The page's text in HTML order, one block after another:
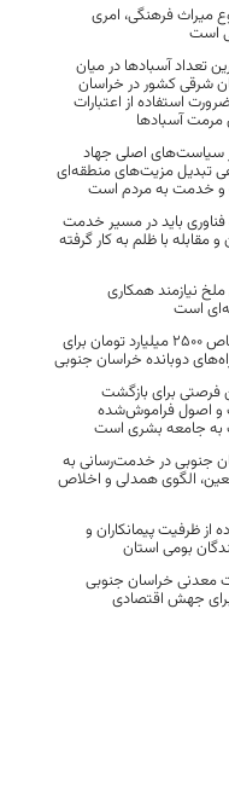
میراث فرهنگی، امری
است
تعداد آسبادها در میان
شرقی کشور در خراسان
استفاده از اعتبارات
مرمت آسبادها
سیاست‌های اصلی جهاد
تبدیل مزیت‌های منطقه‌ای
و خدمت به مردم است
باید در مسیر خدمت
و مقابله با ظلم به کار گرفته
نیازمند همکاری
است
اختصاص 2500 میلیارد تومان برای
دوبانده خراسان جنوبی
فرصتی برای بازگشت
و اصول فراموش‌شده
به جامعه بشری است
جنوبی در خدمت‌رسانی به
الگوی همدلی و اخلاص
از ظرفیت پیمانکاران و
بومی استان
معدنی خراسان جنوبی
جهش اقتصادی